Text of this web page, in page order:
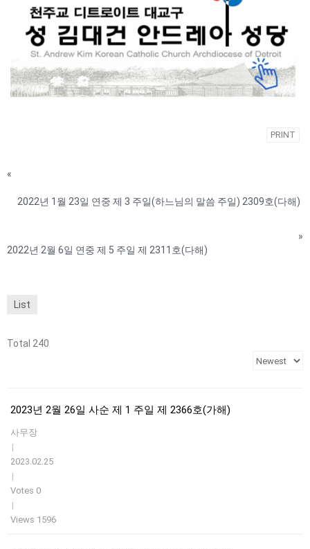
PRINT
«
2022년 1월 23일 연중 제 3 주일(하느님의 말씀 주일) 2309호(다해)
2022년 2월 6일 연중 제 5 주일 제 2311호(다해)
»
List
Total 240
2023년 2월 26일 사순 제 1 주일 제 2366호(가해)
사무장
|
2023.02.25
|
Votes 0
|
Views 1596